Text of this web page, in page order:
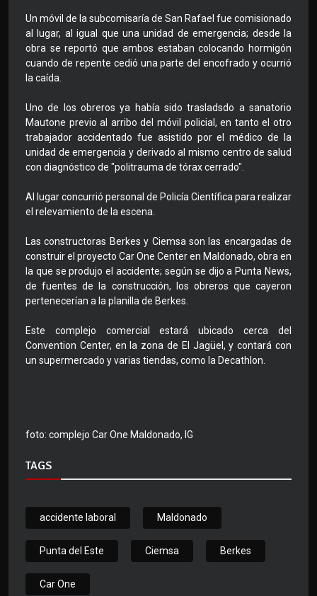
Un móvil de la subcomisaría de San Rafael fue comisionado
al lugar, al igual que una unidad de emergencia; desde la
obra se reportó que ambos estaban colocando hormigón
cuando de repente cedió una parte del encofrado y ocurrió
la caída.
Uno de los obreros ya había sido trasladsdo a sanatorio
Mautone previo al arribo del móvil policial, en tanto el otro
trabajador accidentado fue asistido por el médico de la
unidad de emergencia y derivado al mismo centro de salud
con diagnóstico de "politrauma de tórax cerrado".
Al lugar concurrió personal de Policía Científica para realizar
el relevamiento de la escena.
Las constructoras Berkes y Ciemsa son las encargadas de
construir el proyecto Car One Center en Maldonado, obra en
la que se produjo el accidente; según se dijo a Punta News,
de fuentes de la construcción, los obreros que cayeron
pertenecerían a la planilla de Berkes.
Este complejo comercial estará ubicado cerca del
Convention Center, en la zona de El Jagüel, y contará con
un supermercado y varias tiendas, como la Decathlon.
foto: complejo Car One Maldonado, IG
TAGS
accidente laboral Maldonado
Punta del Este Ciemsa Berkes
Car One